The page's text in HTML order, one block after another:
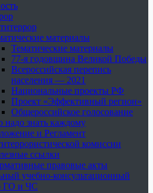
материалы
Тематические материалы
77-я годовщина Великой Победы
Всероссийская перепись
населения — 2021
Национальные проекты РФ
Проект «Эффективный регион»
Общероссийское голосование
надо знать каждому
и Регламент
комиссии
ссылки
правовые акты
учебно-консультационный
ГО и ЧС